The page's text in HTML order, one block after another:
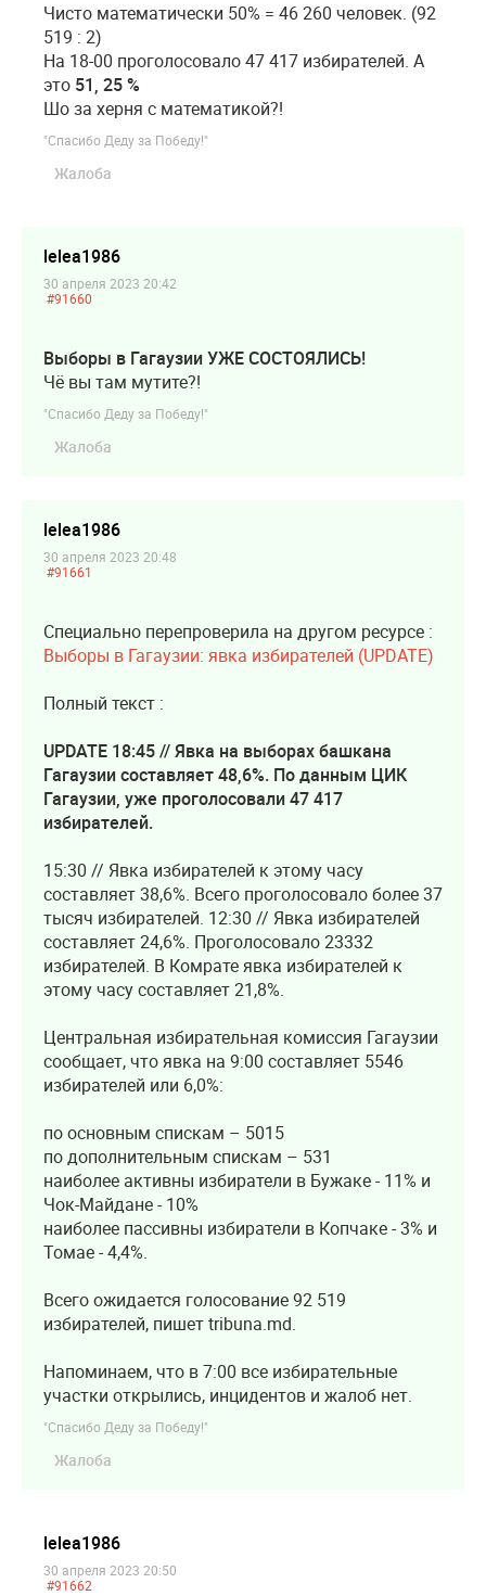
Чисто математически 50% = 46 260 человек. (92
519 : 2)
На 18-00 проголосовало 47 417 избирателей. А
это 51, 25 %
Шо за херня с математикой?!
"Спасибо Деду за Победу!"
Жалоба
lelea1986
30 апреля 2023 20:42
#91660
Выборы в Гагаузии УЖЕ СОСТОЯЛИСЬ!
Чё вы там мутите?!
"Спасибо Деду за Победу!"
Жалоба
lelea1986
30 апреля 2023 20:48
#91661
Специально перепроверила на другом ресурсе :
Выборы в Гагаузии: явка избирателей (UPDATE)
Полный текст :
UPDATE 18:45 // Явка на выборах башкана
Гагаузии составляет 48,6%. По данным ЦИК
Гагаузии, уже проголосовали 47 417
избирателей.
15:30 // Явка избирателей к этому часу
составляет 38,6%. Всего проголосовало более 37
тысяч избирателей. 12:30 // Явка избирателей
составляет 24,6%. Проголосовало 23332
избирателей. В Комрате явка избирателей к
этому часу составляет 21,8%.
Центральная избирательная комиссия Гагаузии
сообщает, что явка на 9:00 составляет 5546
избирателей или 6,0%:
по основным спискам – 5015
по дополнительным спискам – 531
наиболее активны избиратели в Бужаке - 11% и
Чок-Майдане - 10%
наиболее пассивны избиратели в Копчаке - 3% и
Томае - 4,4%.
Всего ожидается голосование 92 519
избирателей, пишет tribuna.md.
Напоминаем, что в 7:00 все избирательные
участки открылись, инцидентов и жалоб нет.
"Спасибо Деду за Победу!"
Жалоба
lelea1986
30 апреля 2023 20:50
#91662